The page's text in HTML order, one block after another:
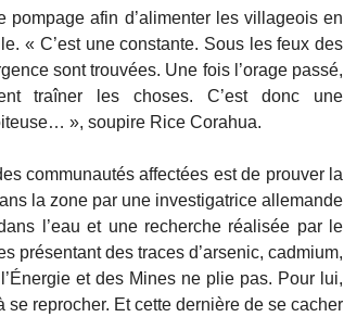
pompage afin d’alimenter les villageois en
« C’est une constante. Sous les feux des
sont trouvées. Une fois l’orage passé,
traîner les choses. C’est donc une
», soupire Rice Corahua.
communautés affectées est de prouver la
la zone par une investigatrice allemande
l’eau et une recherche réalisée par le
présentant des traces d’arsenic, cadmium,
et des Mines ne plie pas. Pour lui,
se reprocher. Et cette dernière de se cacher